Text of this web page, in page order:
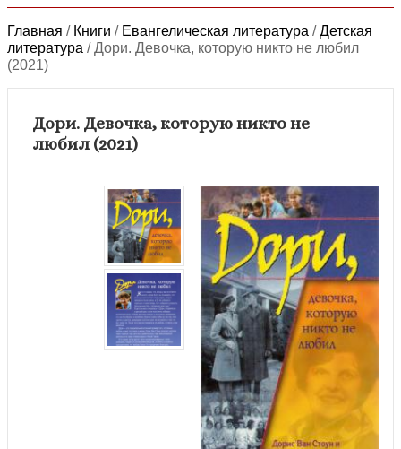
Главная / Книги / Евангелическая литература /Детская
литература /Дори. Девочка, которую никто не любил
(2021)
Дори. Девочка, которую никто не
любил (2021)